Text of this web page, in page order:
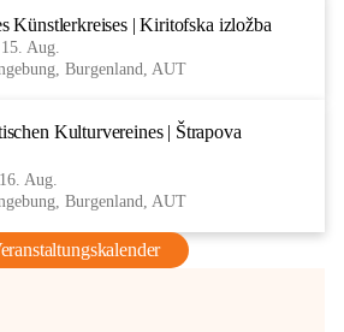
Künstlerkreises | Kiritofska izložba
Aug.
Burgenland, AUT
Kulturvereines | Štrapova
Aug.
Burgenland, AUT